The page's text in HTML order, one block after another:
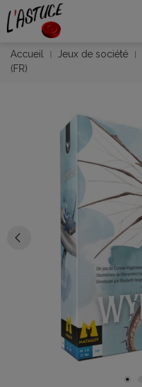
Accueil Jeux de société
(FR)